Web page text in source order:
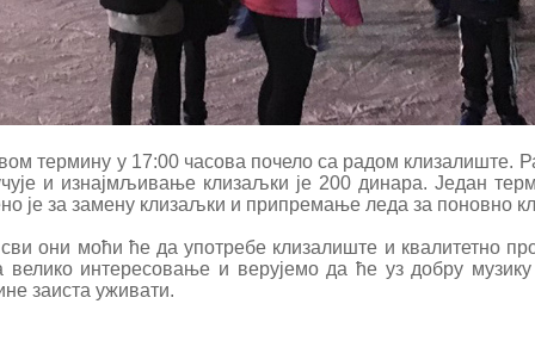
термину у 17:00 часова почело са радом клизалиште.
и изнајмљивање клизаљки је 200 динара. Један
је за замену клизаљки и припремање леда за поновно
они моћи ће да употребе клизалиште и квалитетно
велико интересовање и верујемо да ће уз добру
заиста уживати.